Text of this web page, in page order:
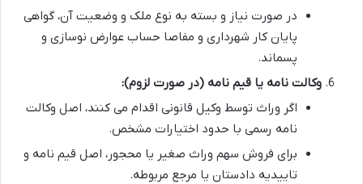
در صورت نیاز و بسته به نوع ملک و وضعیت آن، گواهی
پایان کار شهرداری و مفاصا حساب عوارض نوسازی و
پسماند.
وکالت نامه یا قیم نامه (در صورت لزوم):
اگر وراث توسط وکیل قانونی اقدام می کنند، اصل وکالت
نامه رسمی با حدود اختیارات مشخص.
برای فروش سهم وراث صغیر یا محجور، اصل قیم نامه و
تاییدیه دادستان یا مرجع مربوطه.